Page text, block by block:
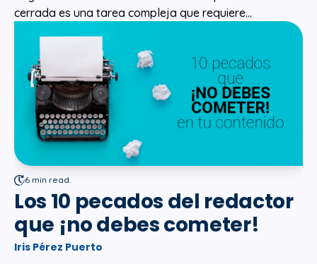
cerrada es una tarea compleja que requiere...
6 min read.
Los 10 pecados del redactor
que ¡no debes cometer!
Iris Pérez Puerto